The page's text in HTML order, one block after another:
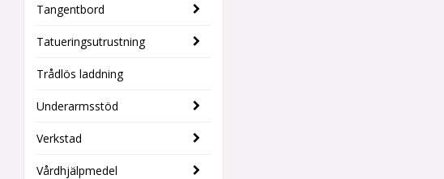
Tangentbord
Tatueringsutrustning
Trådlös laddning
Underarmsstöd
Verkstad
Vårdhjälpmedel